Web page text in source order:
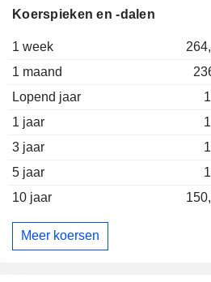
Koerspieken en -dalen
1 week
1 maand
Lopend jaar
1 jaar
3 jaar
5 jaar
10 jaar
Meer koersen